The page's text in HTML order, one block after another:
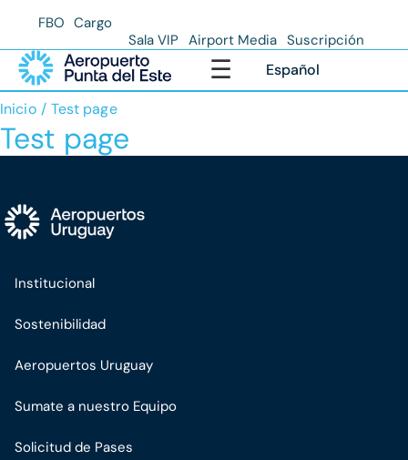
FBO Cargo
Sala VIP Airport Media Suscripción
☰Abrir menú
Español
Estás aquí:
Inicio Test page
Test page
Institucional
Sostenibilidad
Aeropuertos Uruguay
Sumate a nuestro Equipo
Solicitud de Pases